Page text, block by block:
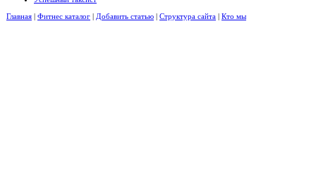
Главная | Фитнес каталог | Добавить статью | Структура сайта | Кто мы